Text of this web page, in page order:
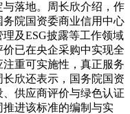
落地。周长欣介绍，作
院国资委商业信用中心
及ESG披露等工作领域
已在央企采购中实现全
重可实施性，真正服务
欣还表示，国务院国资
供应商评价与绿色认证
进该标准的编制与实